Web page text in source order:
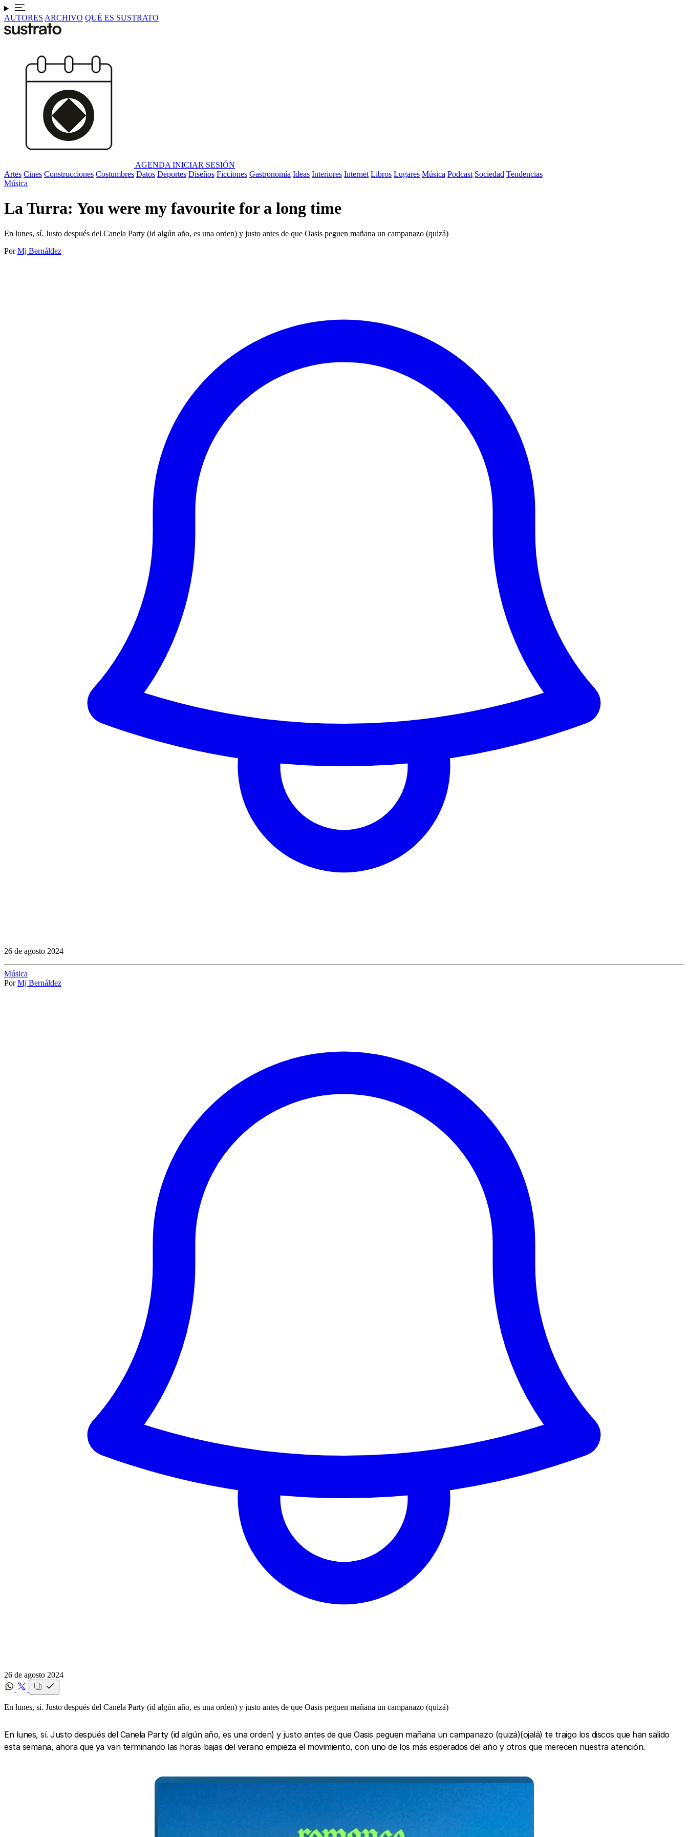
AUTORES ARCHIVO QUÉ ES SUSTRATO
AGENDA INICIAR SESIÓN
Artes Cines Construcciones Costumbres Datos Deportes Diseños Ficciones Gastronomía Ideas Interiores Internet Libros Lugares Música Podcast Sociedad Tendencias
Música
La Turra: You were my favourite for a long time
En lunes, sí. Justo después del Canela Party (id algún año, es una orden) y justo antes de que Oasis peguen mañana un campanazo (quizá)
Por Mj Bernáldez
26 de agosto 2024
Música
Por Mj Bernáldez
26 de agosto 2024
En lunes, sí. Justo después del Canela Party (id algún año, es una orden) y justo antes de que Oasis peguen mañana un campanazo (quizá)
En lunes, sí. Justo después del Canela Party (id algún año, es una orden) y justo antes de que Oasis peguen mañana un campanazo (quizá)(ojalá) te traigo los discos que han salido
esta semana, ahora que ya van terminando las horas bajas del verano empieza el movimiento, con uno de los más esperados del año y otros que merecen nuestra atención.